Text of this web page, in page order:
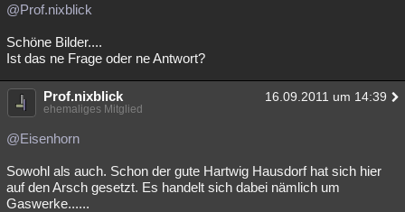
@Prof.nixblick
Schöne Bilder....
Ist das ne Frage oder ne Antwort?
Prof.nixblick 16.09.2011 um 14:39
ehemaliges Mitglied
@Eisenhorn
Sowohl als auch. Schon der gute Hartwig Hausdorf hat sich hier
auf den Arsch gesetzt. Es handelt sich dabei nämlich um
Gaswerke......